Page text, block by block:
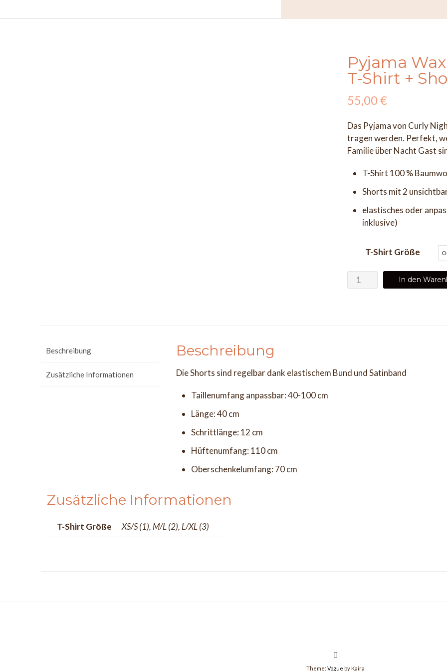
Pyjama
T-Shirt +
55,00€
Das Pyjama von Curly
tragen werden. Perfekt,
Familie über Nacht Gast
T-Shirt 100 %
Shorts mit 2
elastisches oder
inklusive)
T-Shirt Größe
Pyjama
Wax
Menge
In den
Beschreibung
Zusätzliche Informationen
Beschreibung
Die Shorts sind regelbar dank elastischem Bund und Satinband
Taillenumfang anpassbar: 40-100 cm
Länge: 40 cm
Schrittlänge: 12 cm
Hüftenumfang: 110 cm
Oberschenkelumfang: 70 cm
Zusätzliche Informationen
T-Shirt Größe XS/S (1), M/L (2), L/XL (3)
Theme: Vogue by Kaira